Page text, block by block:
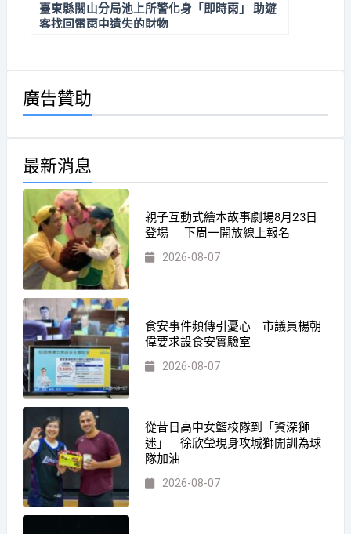
臺東縣關山分局池上所警化身「即時雨」 助遊
客找回雷雨中遺失的財物
廣告贊助
最新消息
親子互動式繪本故事劇場8月23日
登場 下周一開放線上報名
2026-08-07
食安事件頻傳引憂心 市議員楊朝
偉要求設食安實驗室
2026-08-07
從昔日高中女籃校隊到「資深獅
迷」 徐欣瑩現身攻城獅開訓為球
隊加油
2026-08-07